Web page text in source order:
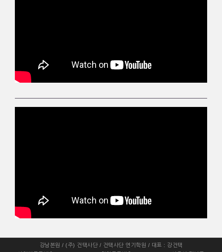
강남본원 / (주) 건택사단 / 건택사단 연기학원 / 대표 : 강건택